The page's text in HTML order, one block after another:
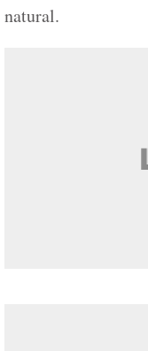
natural.